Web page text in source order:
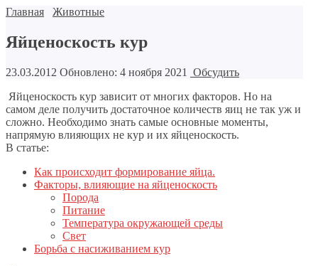
Главная
Животные
Яйценоскость кур
23.03.2012 Обновлено: 4 ноября 2021
Обсудить
Яйценоскость кур зависит от многих факторов. Но на
самом деле получить достаточное количеств яиц не так уж и
сложно. Необходимо знать самые основные моменты,
напрямую влияющих не кур и их яйценоскость.
В статье:
Как происходит формирование яйца.
Факторы, влияющие на яйценоскость
Порода
Питание
Температура окружающей среды
Свет
Борьба с насиживанием кур